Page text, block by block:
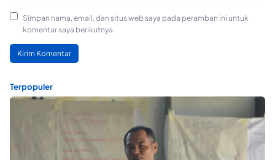
Simpan nama, email, dan situs web saya pada peramban ini untuk
komentar saya berikutnya.
Terpopuler